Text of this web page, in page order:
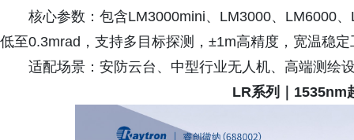
核心参数：包含LM3000mini、LM3000、LM6000
低至0.3mrad，支持多目标探测，±1m高精度，宽温稳定
适配场景：安防云台、中型行业无人机、高端测绘
LR系列｜1535nm